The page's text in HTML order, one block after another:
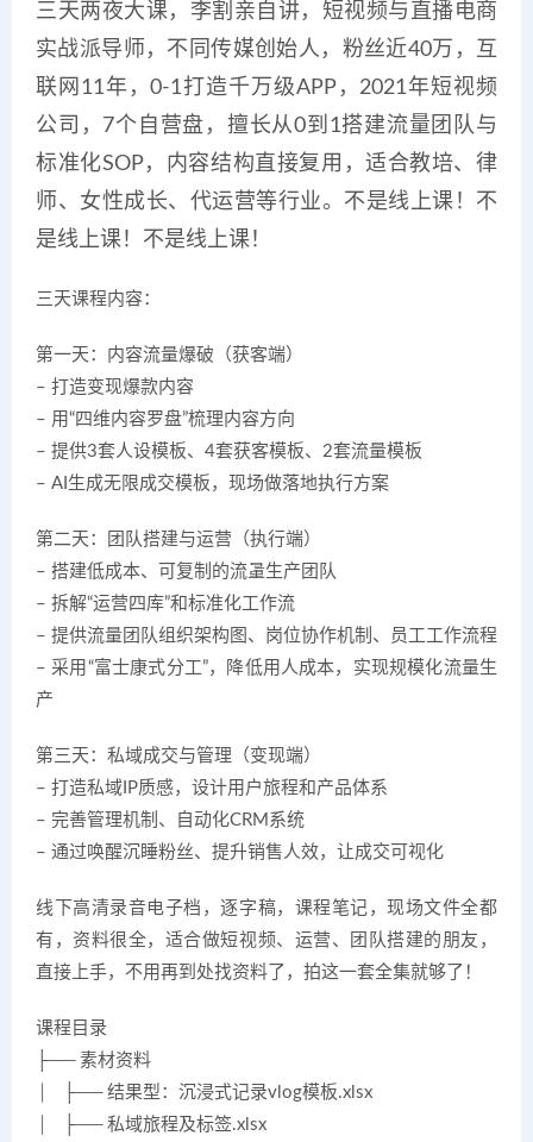
三天两夜大课，李割亲自讲，短视频与直播电商
实战派导师，不同传媒创始人，粉丝近40万，互
联网11年，0-1打造千万级APP，2021年短视频
公司，7个自营盘，擅长从0到1搭建流量团队与
标准化SOP，内容结构直接复用，适合教培、律
师、女性成长、代运营等行业。不是线上课！不
是线上课！不是线上课！
三天课程内容：
第一天：内容流量爆破（获客端）
– 打造变现爆款内容
– 用“四维内容罗盘”梳理内容方向
– 提供3套人设模板、4套获客模板、2套流量模板
– AI生成无限成交模板，现场做落地执行方案
第二天：团队搭建与运营（执行端）
– 搭建低成本、可复制的流量生产团队
– 拆解“运营四库”和标准化工作流
– 提供流量团队组织架构图、岗位协作机制、员工工作流程
– 采用“富士康式分工”，降低用人成本，实现规模化流量生
产
第三天：私域成交与管理（变现端）
– 打造私域IP质感，设计用户旅程和产品体系
– 完善管理机制、自动化CRM系统
– 通过唤醒沉睡粉丝、提升销售人效，让成交可视化
线下高清录音电子档，逐字稿，课程笔记，现场文件全都
有，资料很全，适合做短视频、运营、团队搭建的朋友，
直接上手，不用再到处找资料了，拍这一套全集就够了！
课程目录
├── 素材资料
│ ├── 结果型：沉浸式记录vlog模板.xlsx
│ ├── 私域旅程及标签.xlsx